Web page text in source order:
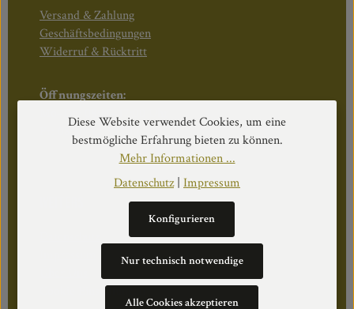
Versand & Zahlung
Geschäftsbedingungen
Widerruf & Rücktritt
Öffnungszeiten:
Mo–Do: 08:30–17:00 Uhr
Fr: 08:30–12:30 Uhr
Cookie Einstellungen
Diese Website verwendet Cookies, um eine
bestmögliche Erfahrung bieten zu können.
Mehr Informationen ...
Datenschutz| Impressum
Nur technisch notwendige
Konfigurieren
Alle Cookies akzeptieren